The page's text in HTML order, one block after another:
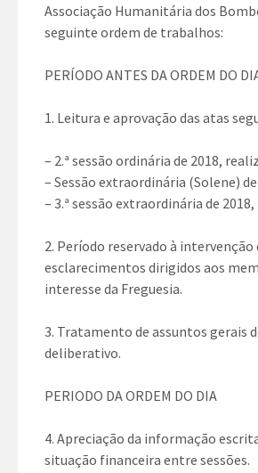
Associação Humanitária dos
seguinte ordem de trabalhos:
PERÍODO ANTES DA ORDEM DO
1. Leitura e aprovação das atas
– 2.ª sessão ordinária de 2018,
– Sessão extraordinária (Solene)
– 3.ª sessão extraordinária de
2. Período reservado à
esclarecimentos dirigidos aos
interesse da Freguesia.
3. Tratamento de assuntos gerais
deliberativo.
PERIODO DA ORDEM DO DIA
4. Apreciação da informação
situação financeira entre sessões.